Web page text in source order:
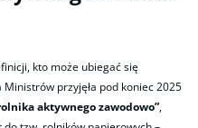
kto może ubiegać się
Ministrów przyjęła pod koniec 2025
aktywnego zawodowo”,